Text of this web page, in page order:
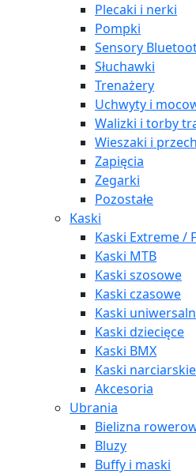
Plecaki i nerki
Pompki
Sensory
Słuchawki
Trenażery
Uchwyty i
Walizki i torby
Wieszaki i
Zapięcia
Zegarki
Pozostałe
Kaski
Kaski Extreme /
Kaski MTB
Kaski szosowe
Kaski czasowe
Kaski
Kaski dziecięce
Kaski BMX
Kaski narciarskie
Akcesoria
Ubrania
Bielizna
Bluzy
Buffy i maski